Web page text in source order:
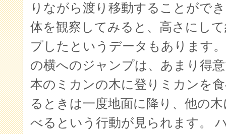
りながら渡り移動することがで
体を観察してみると、高さにし
プしたというデータもあります
の横へのジャンプは、あまり得
本のミカンの木に登りミカンを
るときは一度地面に降り、他の
べるという行動が見られます。